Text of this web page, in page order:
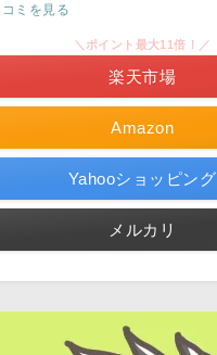
ミを見る
Amazon
＼ポイント最大11倍！／
楽天市場
Yahooショッピング
メルカリ